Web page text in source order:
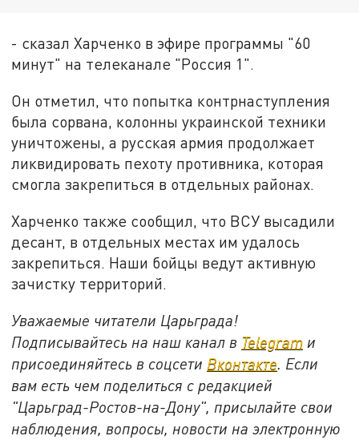
- сказал Харченко в эфире программы "60
минут" на телеканале "Россия 1".
Он отметил, что попытка контрнаступления
была сорвана, колонны украинской техники
уничтожены, а русская армия продолжает
ликвидировать пехоту противника, которая
смогла закрепиться в отдельных районах.
Харченко также сообщил, что ВСУ высадили
десант, в отдельных местах им удалось
закрепиться. Наши бойцы ведут активную
зачистку территорий.
Уважаемые читатели Царьграда!
Подписывайтесь на наш канал в Telegram и
присоединяйтесь в соцсети Вконтакте. Если
вам есть чем поделиться с редакцией
"Царьград-Ростов-на-Дону", присылайте свои
наблюдения, вопросы, новости на электронную